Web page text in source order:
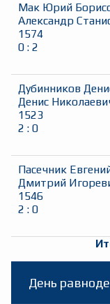
Мак Юрий
Александр
1574
0 : 2
Дубинников
Денис
1523
2 : 0
Пасечник
Дмитрий
1546
2 : 0
День